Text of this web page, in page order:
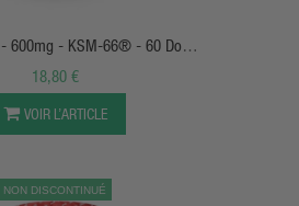
600mg - KSM-66® - 60 Doses
Sports Nutrition
18,80 €
VOIR L’ARTICLE
DISCONTINUÉ